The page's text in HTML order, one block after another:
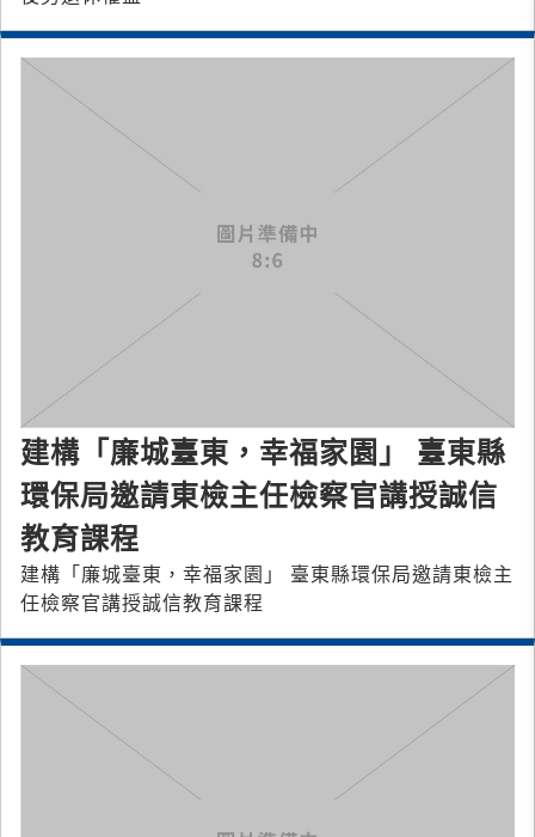
建構「廉城臺東，幸福家園」 臺東縣
環保局邀請東檢主任檢察官講授誠信
教育課程
建構「廉城臺東，幸福家園」 臺東縣環保局邀請東檢主
任檢察官講授誠信教育課程